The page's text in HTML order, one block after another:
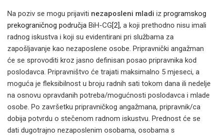
Na poziv se mogu prijaviti nezaposleni mladi iz programskog
prekograničnog područja BiH-CG[2], a koji prethodno nisu imali
radnog iskustva i koji su evidentirani pri službama za
zapošljavanje kao nezaposlene osobe. Pripravnički angažman
će se sprovoditi kroz jasno definisan posao pripravnika kod
poslodavca. Pripravništvo će trajati maksimalno 5 mjeseci, a
moguća je fleksibilnost u broju radnih sati tokom dana ili nedelje
na osnovu opravdanih potreba/mogućnosti poslodavca i mlade
osobe. Po završetku pripravničkog angažmana, pripravnik/ca
dobija potvrdu o stečenom radnom iskustvu. Prednost će se
dati dugotrajno nezaposlenim osobama, osobama s